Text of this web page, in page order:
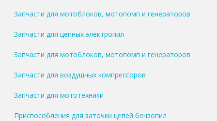
Запчасти для мотоблоков, мотопомп и генераторов
Запчасти для цепных электропил
Запчасти для мотоблоков, мотопомп и генераторов
Запчасти для воздушных компрессоров
Запчасти для мототехники
Приспособления для заточки цепей бензопил